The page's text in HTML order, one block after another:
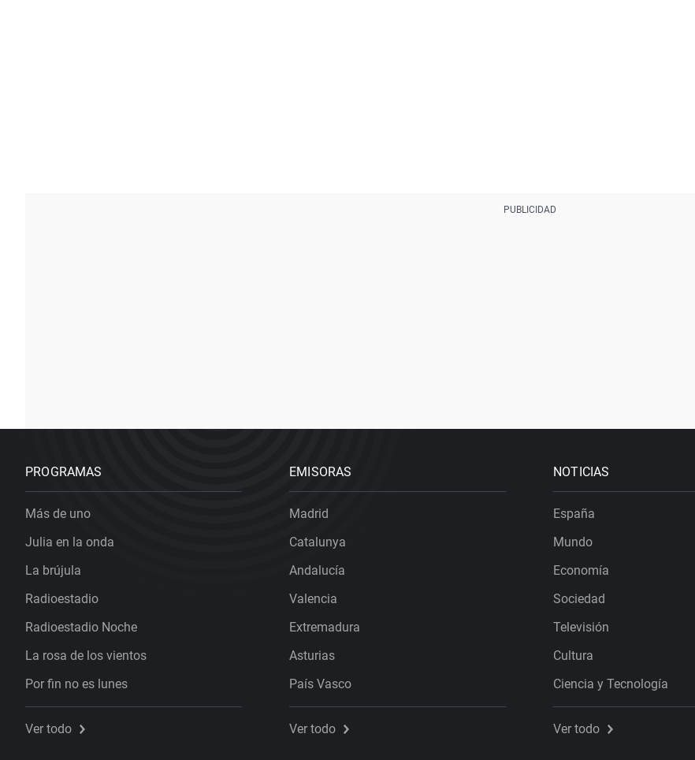
PROGRAMAS
Más de uno
Julia en la onda
La brújula
Radioestadio
Radioestadio Noche
La rosa de los vientos
Por fin no es lunes
Ver todo
EMISORAS
Madrid
Catalunya
Andalucía
Valencia
Extremadura
Asturias
País Vasco
Ver todo
NOTICIAS
España
Mundo
Economía
Sociedad
Televisión
Cultura
Ciencia y Tecnología
Ver todo